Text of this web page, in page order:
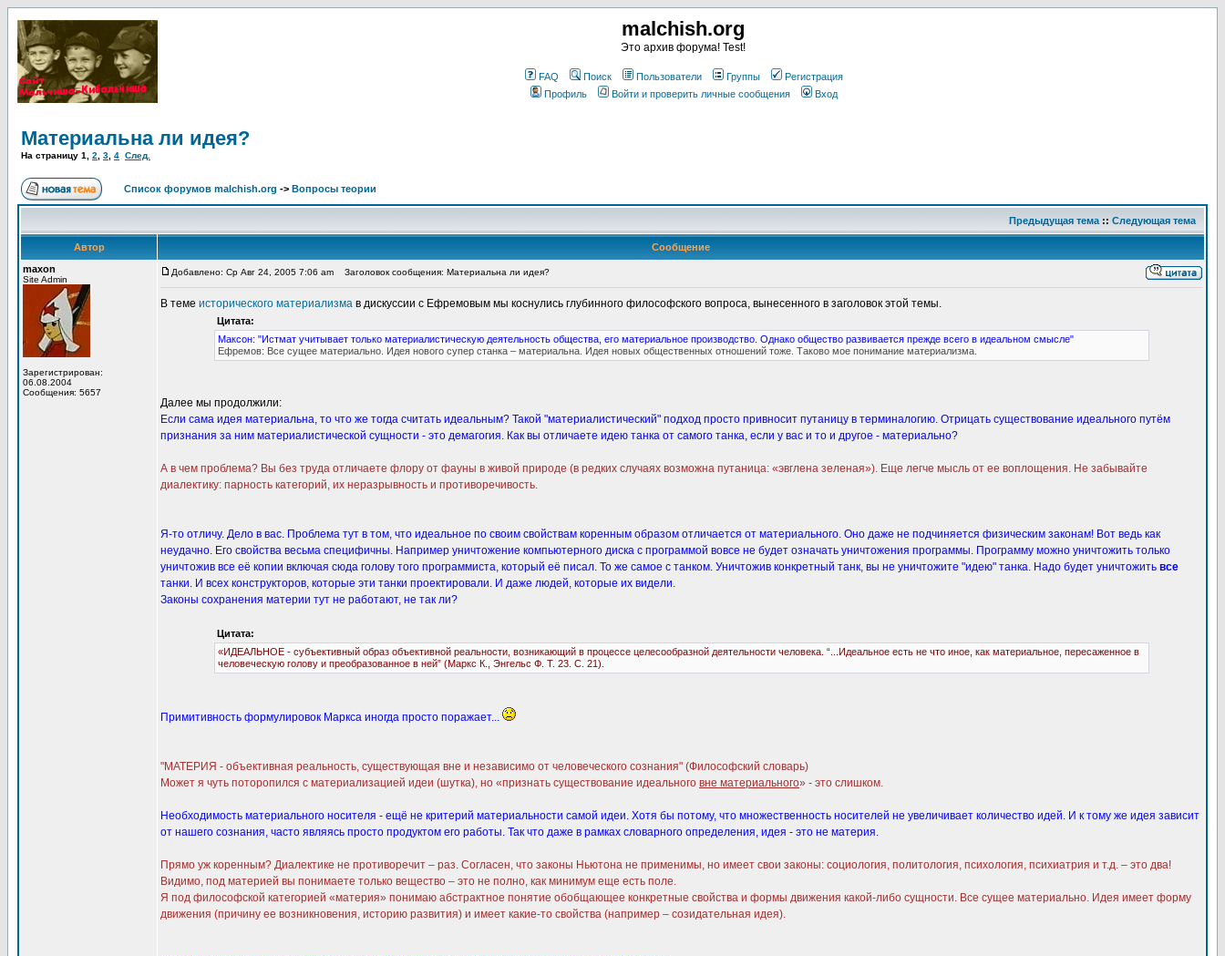
malchish.org
Это архив форума! Test!
FAQ Поиск Пользователи Группы
Регистрация
Профиль
Войти и проверить личные сообщения Вход
Материальна ли идея?
На страницу 1 2 3 4 След.
Список форумов malchish.org -> Вопросы теории
Предыдущая тема :: Следующая тема
Автор
Сообщение
maxon
Site Admin
Зарегистрирован:
06.08.2004
Сообщения: 5657
Добавлено: Ср Авг 24, 2005 7:06 am Заголовок сообщения: Материальна ли идея?
В теме исторического материализма в дискуссии с Ефремовым мы коснулись глубинного философского вопроса, вынесенного в заголовок этой темы.
Цитата:
Максон: "Истмат учитывает только материалистическую деятельность общества, его материальное производство. Однако общество развивается прежде всего в идеальном смысле"
Ефремов: Все сущее материально. Идея нового супер станка – материальна. Идея новых общественных отношений тоже. Таково мое понимание материализма.
Далее мы продолжили:
Если сама идея материальна, то что же тогда считать идеальным? Такой "материалистический" подход просто привносит путаницу в терминалогию. Отрицать существование идеального путём
признания за ним материалистической сущности - это демагогия. Как вы отличаете идею танка от самого танка, если у вас и то и другое - материально?
А в чем проблема? Вы без труда отличаете флору от фауны в живой природе (в редких случаях возможна путаница: «эвглена зеленая»). Еще легче мысль от ее воплощения. Не забывайте
диалектику: парность категорий, их неразрывность и противоречивость.
Я-то отличу. Дело в вас. Проблема тут в том, что идеальное по своим свойствам коренным образом отличается от материального. Оно даже не подчиняется физическим законам! Вот ведь как
неудачно. Его свойства весьма специфичны. Например уничтожение компьютерного диска с программой вовсе не будет означать уничтожения программы. Программу можно уничтожить только
уничтожив все её копии включая сюда голову того программиста, который её писал. То же самое с танком. Уничтожив конкретный танк, вы не уничтожите "идею" танка. Надо будет уничтожить все
танки. И всех конструкторов, которые эти танки проектировали. И даже людей, которые их видели.
Законы сохранения материи тут не работают, не так ли?
Цитата:
«ИДЕАЛЬНОЕ - субъективный образ объективной реальности, возникающий в процессе целесообразной деятельности человека. “...Идеальное есть не что иное, как материальное, пересаженное в
человеческую голову и преобразованное в ней” (Маркс К., Энгельс Ф. Т. 23. С. 21).
Примитивность формулировок Маркса иногда просто поражает...
"МАТЕРИЯ - объективная реальность, существующая вне и независимо от человеческого сознания" (Философский словарь)
Может я чуть поторопился с материализацией идеи (шутка), но «признать существование идеального вне материального» - это слишком.
Необходимость материального носителя - ещё не критерий материальности самой идеи. Хотя бы потому, что множественность носителей не увеличивает количество идей. И к тому же идея зависит
от нашего сознания, часто являясь просто продуктом его работы. Так что даже в рамках словарного определения, идея - это не материя.
Прямо уж коренным? Диалектике не противоречит – раз. Согласен, что законы Ньютона не применимы, но имеет свои законы: социология, политология, психология, психиатрия и т.д. – это два!
Видимо, под материей вы понимаете только вещество – это не полно, как минимум еще есть поле.
Я под философской категорией «материя» понимаю абстрактное понятие обобщающее конкретные свойства и формы движения какой-либо сущности. Все сущее материально. Идея имеет форму
движения (причину ее возникновения, историю развития) и имеет какие-то свойства (например – созидательная идея).